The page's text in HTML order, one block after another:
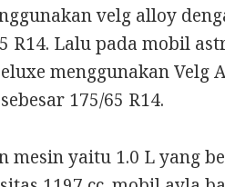
velg alloy
R14. Lalu pada mobil
menggunakan Velg
175/65 R14.
yaitu 1.0 L yang